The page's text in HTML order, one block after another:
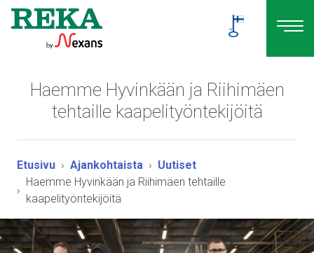
Haemme Hyvinkään ja Riihimäen
tehtaille kaapelityöntekijöitä
Etusivu Ajankohtaista
Uutiset
Haemme Hyvinkään ja Riihimäen tehtaille
kaapelityöntekijöitä